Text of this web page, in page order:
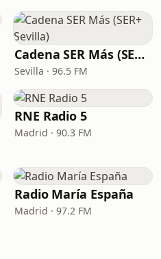
Cadena SER Más (SER+ Sevilla)
Sevilla · 96.5 FM
RNE Radio 5
Madrid · 90.3 FM
Radio María España
Madrid · 97.2 FM